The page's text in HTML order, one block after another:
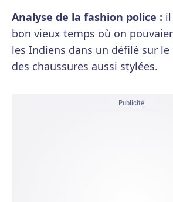
Analyse de la fashion police :
bon vieux temps où on
les Indiens dans un défilé sur
des chaussures aussi stylées.
Publicité